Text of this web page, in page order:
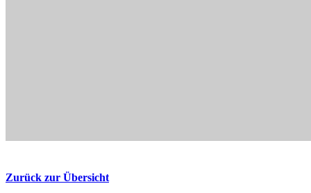
Zurück zur Übersicht